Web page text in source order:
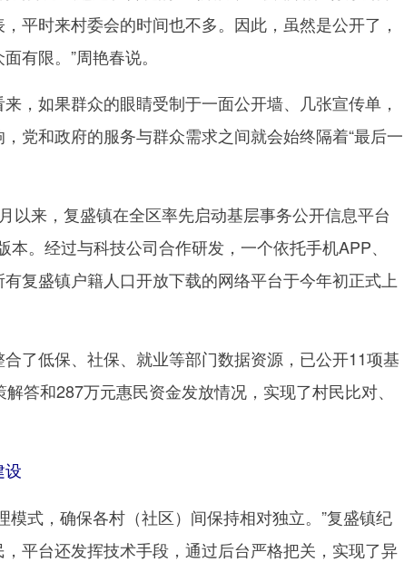
平时来村委会的时间也不多。因此，虽然是公开了，
有限。”周艳春说。
如果群众的眼睛受制于一面公开墙、几张宣传单，
党和政府的服务与群众需求之间就会始终隔着“最后一
来，复盛镇在全区率先启动基层事务公开信息平台
。经过与科技公司合作研发，一个依托手机APP、
复盛镇户籍人口开放下载的网络平台于今年初正式上
低保、社保、就业等部门数据资源，已公开11项基
答和287万元惠民资金发放情况，实现了村民比对、
式，确保各村（社区）间保持相对独立。”复盛镇纪
平台还发挥技术手段，通过后台严格把关，实现了异